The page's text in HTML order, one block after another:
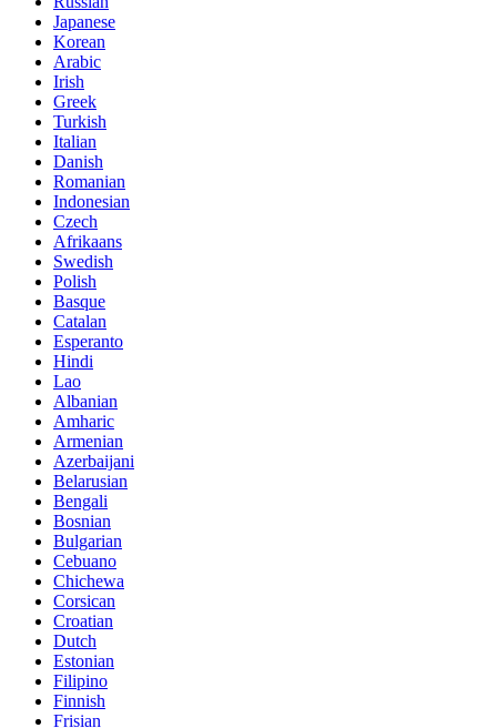
Japanese
Korean
Arabic
Irish
Greek
Turkish
Italian
Danish
Romanian
Indonesian
Czech
Afrikaans
Swedish
Polish
Basque
Catalan
Esperanto
Hindi
Lao
Albanian
Amharic
Armenian
Azerbaijani
Belarusian
Bengali
Bosnian
Bulgarian
Cebuano
Chichewa
Corsican
Croatian
Dutch
Estonian
Filipino
Finnish
Frisian